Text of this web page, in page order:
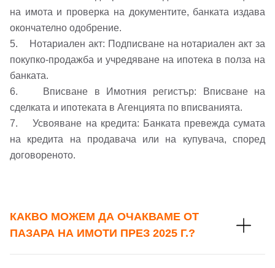
Имейл Адрес
Парола
Забравена парола?
на имота и проверка на документите, банката издава
окончателно одобрение.
5. Нотариален акт: Подписване на нотариален акт за
покупко-продажба и учредяване на ипотека в полза на
банката.
6. Вписване в Имотния регистър: Вписване на
сделката и ипотеката в Агенцията по вписванията.
7. Усвояване на кредита: Банката превежда сумата
на кредита на продавача или на купувача, според
договореното.
КАКВО МОЖЕМ ДА ОЧАКВАМЕ ОТ
ПАЗАРА НА ИМОТИ ПРЕЗ 2025 Г.?
Имейл адрес*
Телефон*
Вашето запитване стигна до нас. Ще
се обадим възможно най-бързо.